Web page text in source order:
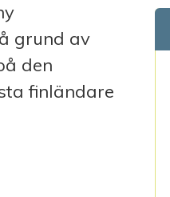
grund av
den
finländare